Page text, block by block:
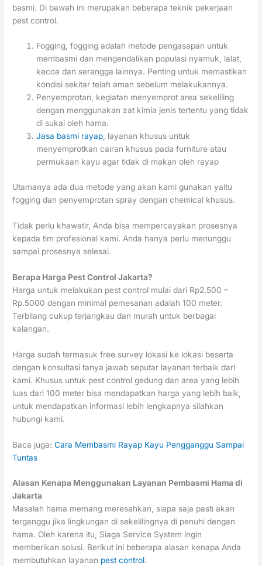
basmi. Di bawah ini merupakan beberapa teknik pekerjaan
pest control.
Fogging, fogging adalah metode pengasapan untuk
membasmi dan mengendalikan populasi nyamuk, lalat,
kecoa dan serangga lainnya. Penting untuk memastikan
kondisi sekitar telah aman sebelum melakukannya.
Penyemprotan, kegiatan menyemprot area sekeliling
dengan menggunakan zat kimia jenis tertentu yang tidak
di sukai oleh hama.
Jasa basmi rayap, layanan khusus untuk
menyemprotkan cairan khusus pada furniture atau
permukaan kayu agar tidak di makan oleh rayap
Utamanya ada dua metode yang akan kami gunakan yaitu
fogging dan penyemprotan spray dengan chemical khusus.
Tidak perlu khawatir, Anda bisa mempercayakan prosesnya
kepada tim profesional kami. Anda hanya perlu menunggu
sampai prosesnya selesai.
Berapa Harga Pest Control Jakarta?
Harga untuk melakukan pest control mulai dari Rp2.500 –
Rp.5000 dengan minimal pemesanan adalah 100 meter.
Terbilang cukup terjangkau dan murah untuk berbagai
kalangan.
Harga sudah termasuk free survey lokasi ke lokasi beserta
dengan konsultasi tanya jawab seputar layanan terbaik dari
kami. Khusus untuk pest control gedung dan area yang lebih
luas dari 100 meter bisa mendapatkan harga yang lebih baik,
untuk mendapatkan informasi lebih lengkapnya silahkan
hubungi kami.
Baca juga:Cara Membasmi Rayap Kayu Pengganggu Sampai
Tuntas
Alasan Kenapa Menggunakan Layanan Pembasmi Hama di
Jakarta
Masalah hama memang meresahkan, siapa saja pasti akan
terganggu jika lingkungan di sekelilingnya di penuhi dengan
hama. Oleh karena itu, Siaga Service System ingin
memberikan solusi. Berikut ini beberapa alasan kenapa Anda
membutuhkan layanan pest control.